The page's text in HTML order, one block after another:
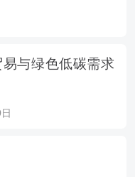
与绿色低碳需求